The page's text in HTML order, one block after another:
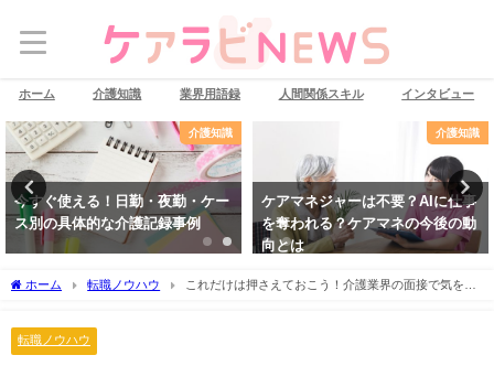
ホーム 介護知識 業界用語録 人間関係スキル インタビュー
介護知識
今すぐ使える！日勤・夜勤・ケー
ス別の具体的な介護記録事例
介護知識
ケアマネジャーは不要？AIに仕事
を奪われる？ケアマネの今後の動
向とは
ホーム 転職ノウハウ
これだけは押さえておこう！介護業界の面接で気をつ
転職ノウハウ